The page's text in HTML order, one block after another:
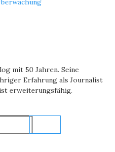
mit 50 Jahren. Seine
Erfahrung als Journalist
erweiterungsfähig.